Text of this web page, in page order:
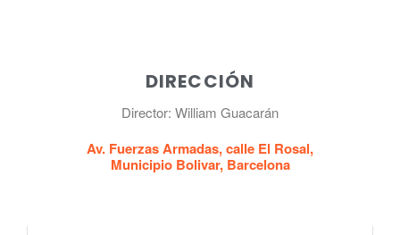
DIRECCIÓN
Director: William Guacarán
Av. Fuerzas Armadas, calle El Rosal,
Municipio Bolivar, Barcelona